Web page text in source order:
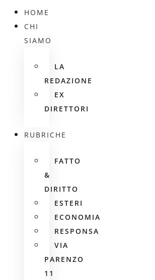
HOME
CHI
SIAMO
LA
REDAZIONE
EX
DIRETTORI
RUBRICHE
FATTO
&
DIRITTO
ESTERI
ECONOMIA
RESPONSA
VIA
PARENZO
11